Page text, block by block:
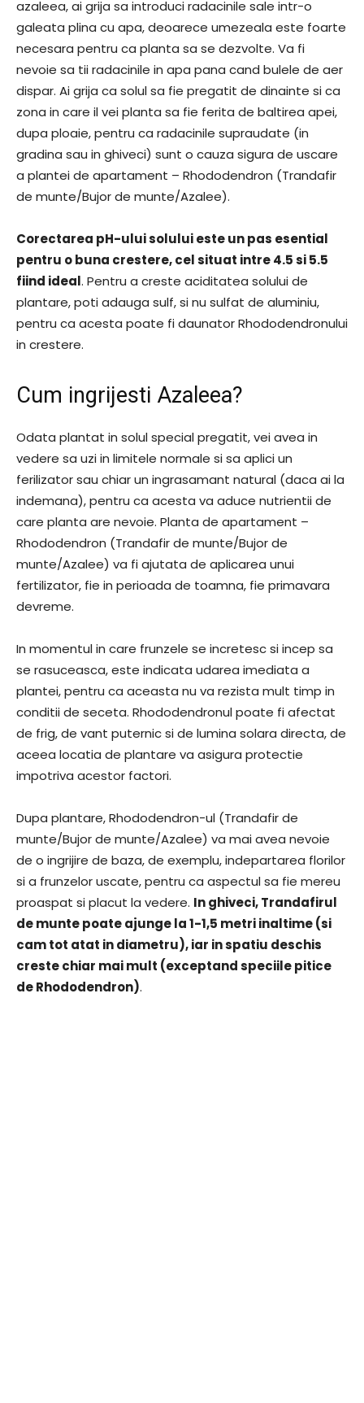
azaleea, ai grija sa introduci radacinile sale intr-o
galeata plina cu apa, deoarece umezeala este foarte
necesara pentru ca planta sa se dezvolte. Va fi
nevoie sa tii radacinile in apa pana cand bulele de aer
dispar. Ai grija ca solul sa fie pregatit de dinainte si ca
zona in care il vei planta sa fie ferita de baltirea apei,
dupa ploaie, pentru ca radacinile supraudate (in
gradina sau in ghiveci) sunt o cauza sigura de uscare
a plantei de apartament – Rhododendron (Trandafir
de munte/Bujor de munte/Azalee).
Corectarea pH-ului solului este un pas esential
pentru o buna crestere, cel situat intre 4.5 si 5.5
fiind ideal. Pentru a creste aciditatea solului de
plantare, poti adauga sulf, si nu sulfat de aluminiu,
pentru ca acesta poate fi daunator Rhododendronului
in crestere.
Cum ingrijesti Azaleea?
Odata plantat in solul special pregatit, vei avea in
vedere sa uzi in limitele normale si sa aplici un
ferilizator sau chiar un ingrasamant natural (daca ai la
indemana), pentru ca acesta va aduce nutrientii de
care planta are nevoie. Planta de apartament –
Rhododendron (Trandafir de munte/Bujor de
munte/Azalee) va fi ajutata de aplicarea unui
fertilizator, fie in perioada de toamna, fie primavara
devreme.
In momentul in care frunzele se incretesc si incep sa
se rasuceasca, este indicata udarea imediata a
plantei, pentru ca aceasta nu va rezista mult timp in
conditii de seceta. Rhododendronul poate fi afectat
de frig, de vant puternic si de lumina solara directa, de
aceea locatia de plantare va asigura protectie
impotriva acestor factori.
Dupa plantare, Rhododendron-ul (Trandafir de
munte/Bujor de munte/Azalee) va mai avea nevoie
de o ingrijire de baza, de exemplu, indepartarea florilor
si a frunzelor uscate, pentru ca aspectul sa fie mereu
proaspat si placut la vedere. In ghiveci, Trandafirul
de munte poate ajunge la 1-1,5 metri inaltime (si
cam tot atat in diametru), iar in spatiu deschis
creste chiar mai mult (exceptand speciile pitice
de Rhododendron).